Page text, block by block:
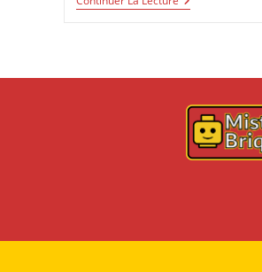
Icons
Blanche
En
Version
Monumentale